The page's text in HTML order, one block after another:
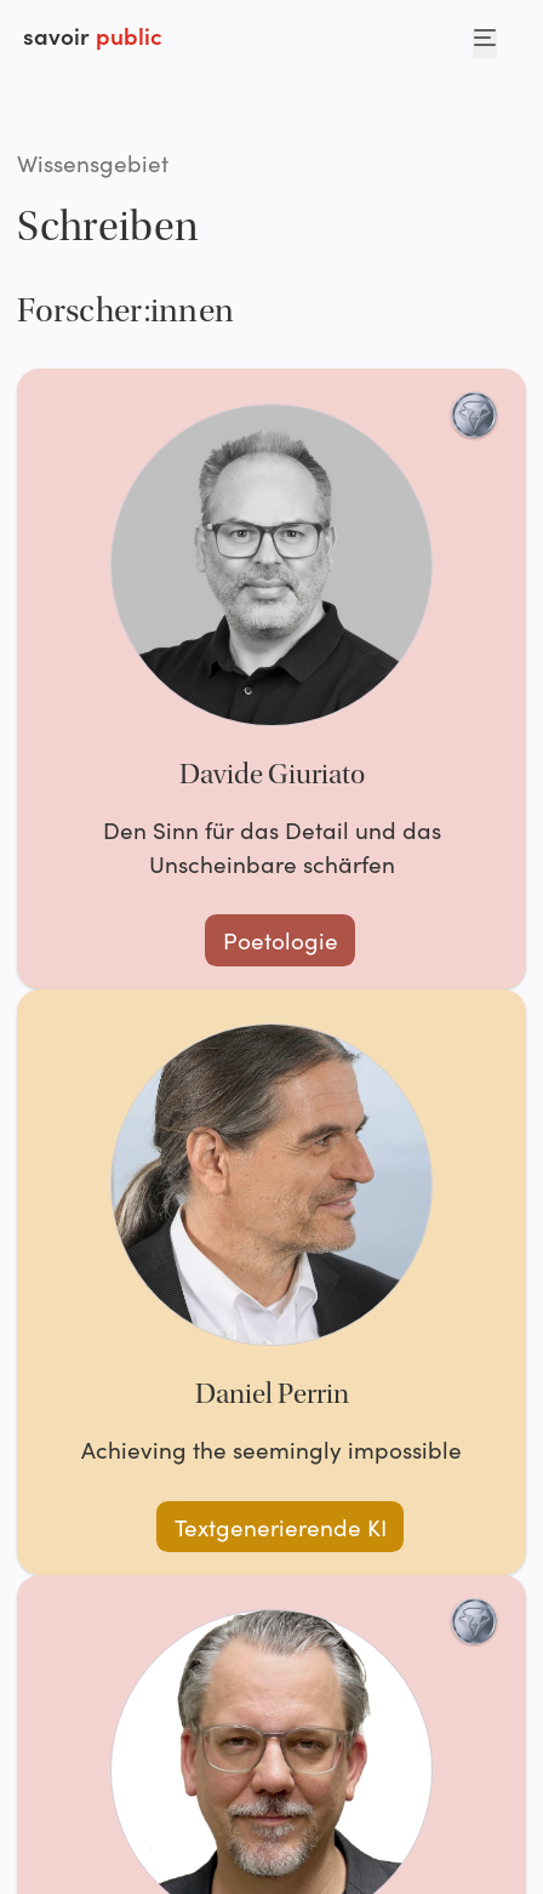
savoir public
Wissensgebiet
Schreiben
Forscher:innen
Davide Giuriato
Den Sinn für das Detail und das
Unscheinbare schärfen
Poetologie
Daniel Perrin
Achieving the seemingly impossible
Textgenerierende KI